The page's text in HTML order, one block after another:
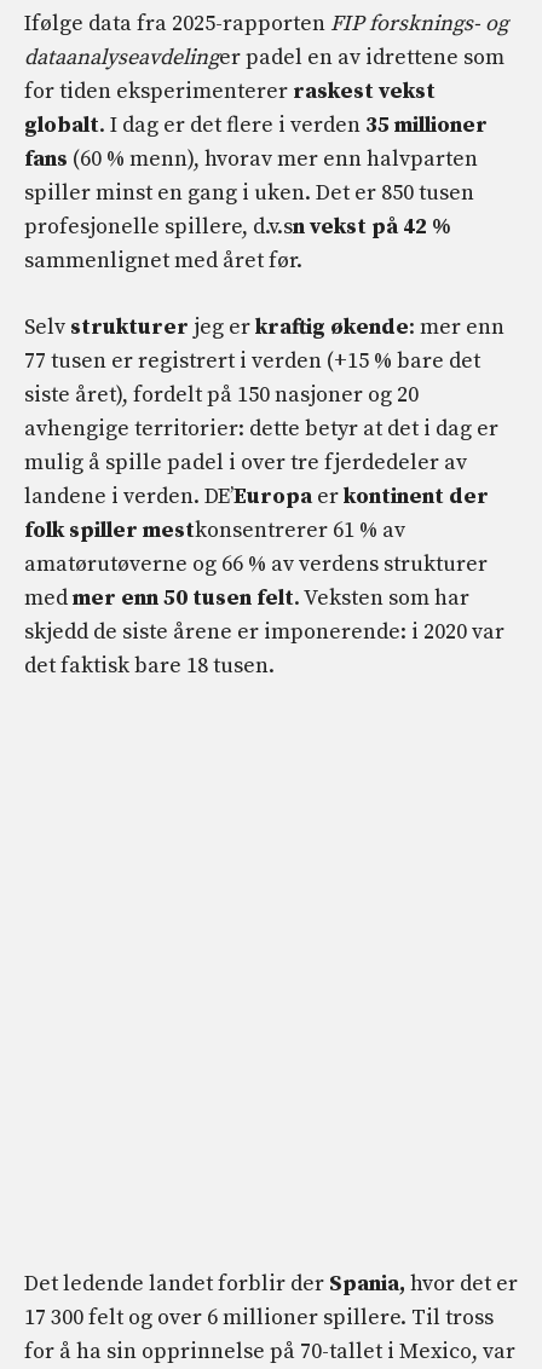
Ifølge data fra 2025-rapporten FIP forsknings- og
dataanalyseavdelinger padel en av idrettene som
for tiden eksperimenterer raskest vekst
globalt. I dag er det flere i verden 35 millioner
fans (60 % menn), hvorav mer enn halvparten
spiller minst en gang i uken. Det er 850 tusen
profesjonelle spillere, d.v.sn vekst på 42 %
sammenlignet med året før.
Selv strukturer jeg erkraftig økende: mer enn
77 tusen er registrert i verden (+15 % bare det
siste året), fordelt på 150 nasjoner og 20
avhengige territorier: dette betyr at det i dag er
mulig å spille padel i over tre fjerdedeler av
landene i verden. DE’Europa erkontinent der
folk spiller mestkonsentrerer 61 % av
amatørutøverne og 66 % av verdens strukturer
medmer enn 50 tusen felt. Veksten som har
skjedd de siste årene er imponerende: i 2020 var
det faktisk bare 18 tusen.
Det ledende landet forblir der Spania, hvor det er
17 300 felt og over 6 millioner spillere. Til tross
for å ha sin opprinnelse på 70-tallet i Mexico, var